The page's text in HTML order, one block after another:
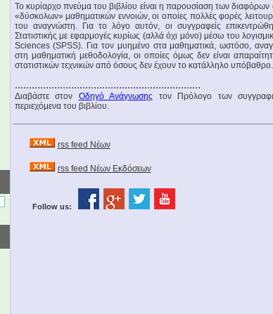
Το κυρίαρχο πνεύμα του βιβλίου είναι η παρουσίαση των διαφόρων
«δύσκολων» μαθηματικών εννοιών, οι οποίες πολλές φορές
του αναγνώστη. Για το λόγο αυτόν, οι συγγραφείς
Στατιστικής με εφαρμογές κυρίως (αλλά όχι μόνο) μέσω του
Sciences(SPSS). Για τον μυημένο στα μαθηματικά, ωστόσο,
στη μαθηματική μεθοδολογία, οι οποίες όμως δεν είναι
στατιστικών τεχνικών από όσους δεν έχουν το κατάλληλο υπόβαθρο.
..................................................................
Διαβάστε στον Οδηγό Ανάγνωσης τον Πρόλογο των
περιεχόμενα του βιβλίου.
rss feed Νέων
rss feed Νέων Εκδόσεων
Follow us: